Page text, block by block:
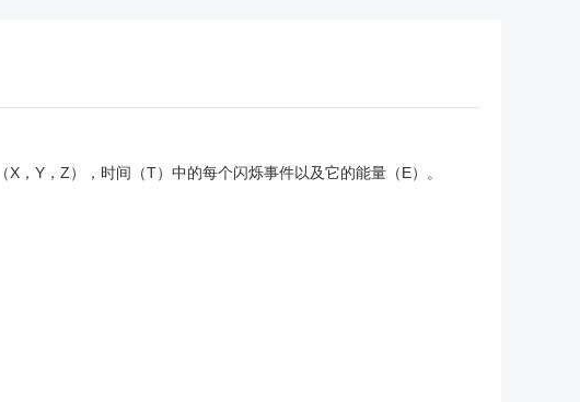
，Y，Z），时间（T）中的每个闪烁事件以及它的能量（E）。